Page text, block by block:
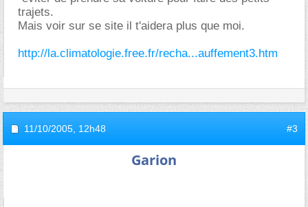
trajets.
Mais voir sur se site il t'aidera plus que moi.
http://la.climatologie.free.fr/recha...auffement3.htm
11/10/2005, 12h48 #3
Garion